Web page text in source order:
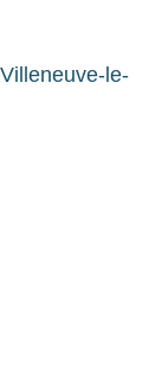
le-